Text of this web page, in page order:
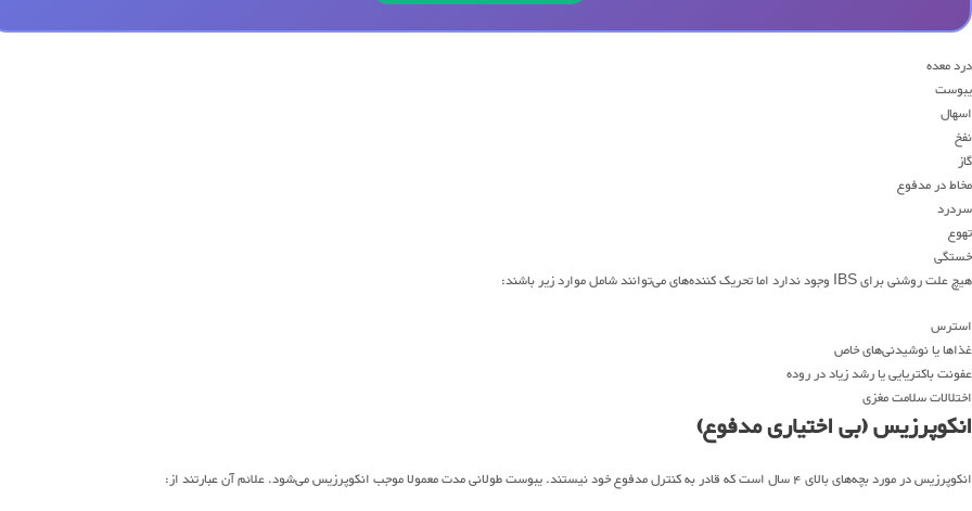
درد معده
یبوست
اسهال
نفخ
گاز
مخاط در مدفوع
سردرد
تهوع
خستگی
هیچ علت روشنی برای IBS وجود ندارد اما تحریک کننده‌های می‌توانند شامل موارد زیر باشند:
استرس
غذاها یا نوشیدنی‌های خاص
عفونت باکتریایی یا رشد زیاد در روده
اختلالات سلامت مغزی
انکوپرزیس (بی اختیاری مدفوع)
انکوپرزیس در مورد بچه‌های بالای ۴ سال است که قادر به کنترل مدفوع خود نیستند. یبوست طولانی مدت معمولا موجب انکوپرزیس می‌شود. علائم آن عبارتند از: